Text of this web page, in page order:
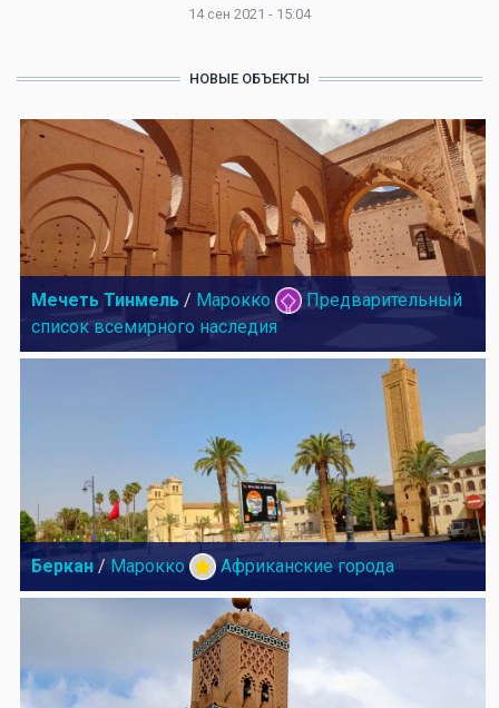
14 сен 2021 - 15:04
НОВЫЕ ОБЪЕКТЫ
Мечеть Тинмель / Марокко
Предварительный
список всемирного наследия
Беркан / Марокко Африканские города